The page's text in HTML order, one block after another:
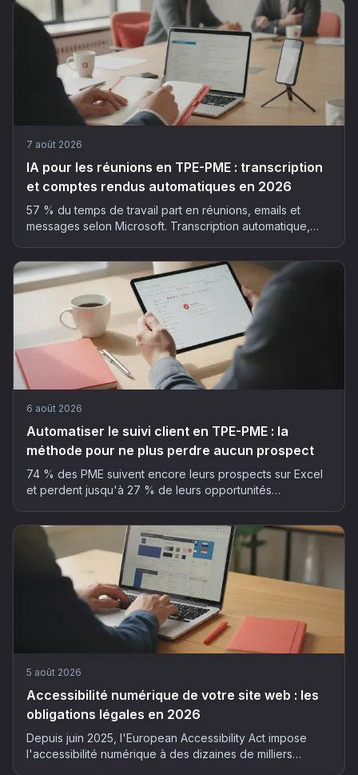
7 août 2026
IA pour les réunions en TPE-PME : transcription
et comptes rendus automatiques en 2026
57 % du temps de travail part en réunions, emails et
messages selon Microsoft. Transcription automatique,
outils pour déployer l'IA dans vos réunions, sans faux pas
RGPD.
6 août 2026
Automatiser le suivi client en TPE-PME : la
méthode pour ne plus perdre aucun prospect
74 % des PME suivent encore leurs prospects sur Excel
et perdent jusqu'à 27 % de leurs opportunités
son suivi client sans y passer ses soirées.
5 août 2026
Accessibilité numérique de votre site web : les
obligations légales en 2026
Depuis juin 2025, l'European Accessibility Act impose
l'accessibilité numérique à des dizaines de milliers